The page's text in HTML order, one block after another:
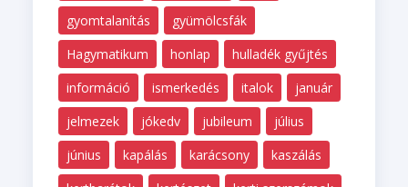
gyomtalanítás
gyümölcsfák
Hagymatikum
honlap
hulladék gyűjtés
információ
ismerkedés italok
január
jelmezek
jókedv jubileum
július
június
kapálás karácsony
kaszálás